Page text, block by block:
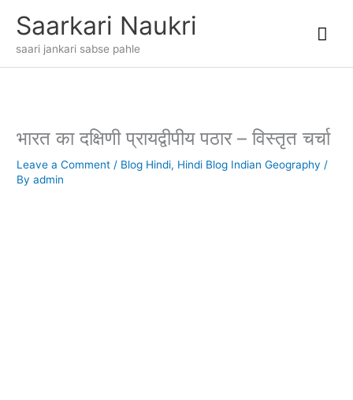
Saarkari Naukri
saari jankari sabse pahle
भारत का दक्षिणी प्रायद्वीपीय पठार – विस्तृत चर्चा
Leave a Comment / Blog Hindi, Hindi Blog Indian Geography /
Byadmin